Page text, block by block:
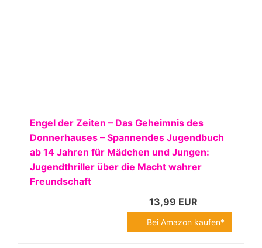
Engel der Zeiten – Das Geheimnis des
Donnerhauses – Spannendes Jugendbuch
ab 14 Jahren für Mädchen und Jungen:
Jugendthriller über die Macht wahrer
Freundschaft
13,99 EUR
Bei Amazon kaufen*